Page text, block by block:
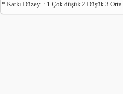
* Katkı Düzeyi : 1 Çok düşük 2 Düşük 3